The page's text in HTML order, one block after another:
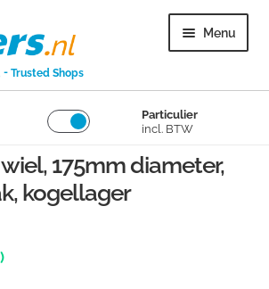
- Trusted Shops
Menu
Particulier
incl. BTW
175mm diameter,
kogellager